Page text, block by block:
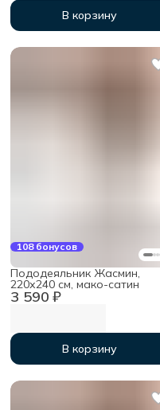
В корзину
108 бонусов
3 590 ₽
Пододеяльник Жасмин,
220х240 см, мако-сатин
В корзину